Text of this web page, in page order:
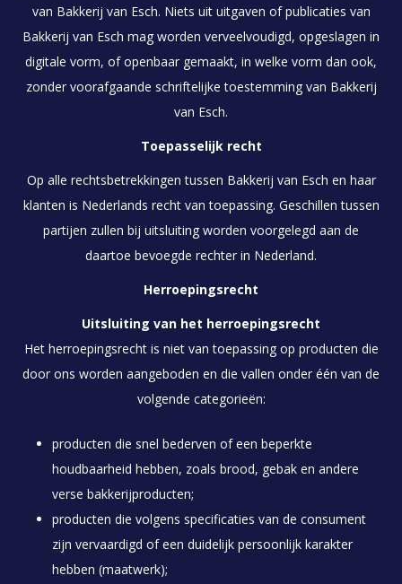
van Bakkerij van Esch. Niets uit uitgaven of publicaties van
Bakkerij van Esch mag worden verveelvoudigd, opgeslagen in
digitale vorm, of openbaar gemaakt, in welke vorm dan ook,
zonder voorafgaande schriftelijke toestemming van Bakkerij
van Esch.
Toepasselijk recht
Op alle rechtsbetrekkingen tussen Bakkerij van Esch en haar
klanten is Nederlands recht van toepassing. Geschillen tussen
partijen zullen bij uitsluiting worden voorgelegd aan de
daartoe bevoegde rechter in Nederland.
Herroepingsrecht
Uitsluiting van het herroepingsrecht
Het herroepingsrecht is niet van toepassing op producten die
door ons worden aangeboden en die vallen onder één van de
volgende categorieën:
producten die snel bederven of een beperkte
houdbaarheid hebben, zoals brood, gebak en andere
verse bakkerijproducten;
producten die volgens specificaties van de consument
zijn vervaardigd of een duidelijk persoonlijk karakter
hebben (maatwerk);